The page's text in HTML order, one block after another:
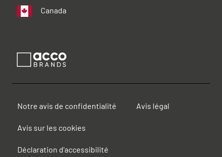
Canada
Notre avis de confidentialité Avis légal
Avis sur les cookies
Déclaration d'accessibilité